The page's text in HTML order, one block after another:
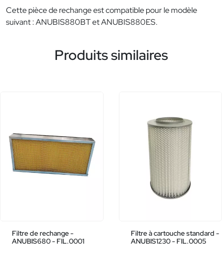
Cette pièce de rechange est compatible pour le modèle
suivant : ANUBIS880BT et ANUBIS880ES.
Produits similaires
Filtre de rechange -
ANUBIS680 - FIL.0001
Filtre à cartouche standard -
ANUBIS1230 - FIL.0005